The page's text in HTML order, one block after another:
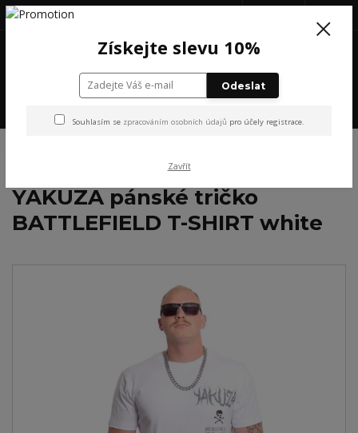
+420 777 199 652
YAKUZA pánské tričko
BATTLEFIELD T-SHIRT white
Získejte slevu 10%
Odeslat
Souhlasím se zpracováním osobních údajů pro účely registrace.
Zavřít